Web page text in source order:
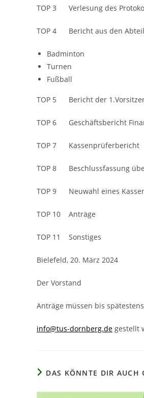
TOP 3 Verlesung des
TOP 4 Bericht aus den
Badminton
Turnen
Fußball
TOP 5 Bericht der
TOP 6 Geschäftsbericht
TOP 7 Kassenprüferbericht
TOP 8 Beschlussfassung
TOP 9 Neuwahl eines
TOP 10 Anträge
TOP 11 Sonstiges
Bielefeld, 20. März 2024
Der Vorstand
Anträge müssen bis
info@tus-dornberg.de gestellt
DAS KÖNNTE DIR AUCH